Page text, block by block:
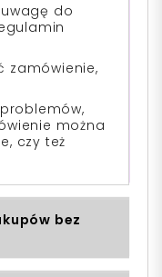
do
zamówienie,
można
czy też
bez